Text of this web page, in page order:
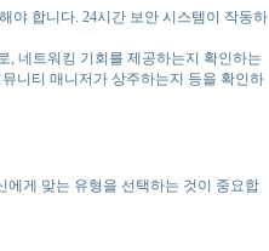
야 합니다. 24시간 보안 시스템이 작동하
, 네트워킹 기회를 제공하는지 확인하는
니티 매니저가 상주하는지 등을 확인하
에게 맞는 유형을 선택하는 것이 중요합